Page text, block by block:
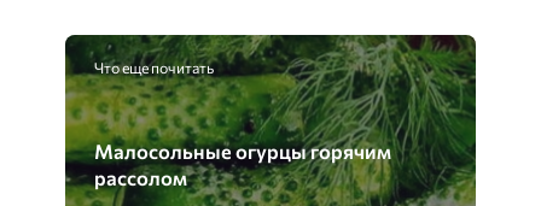
Что еще почитать
Малосольные огурцы горячим
рассолом